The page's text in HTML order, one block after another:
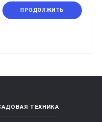
ПРОДОЛЖИТЬ
ТЕХНИКА